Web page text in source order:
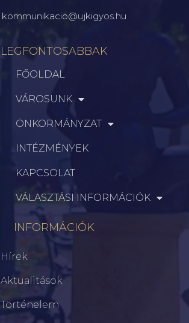
kommunikacio@ujkigyos.hu
LEGFONTOSABBAK
FŐOLDAL
VÁROSUNK
ÖNKORMÁNYZAT
INTÉZMÉNYEK
KAPCSOLAT
VÁLASZTÁSI INFORMÁCIÓK
INFORMÁCIÓK
Hírek
Aktualitások
Történelem